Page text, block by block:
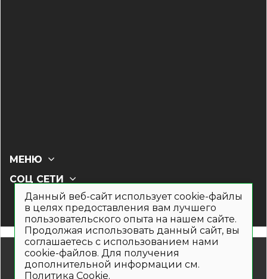
СОЦ СЕТИ
МЕНЮ
© 2019- 2026. Общество с ограниченной ответственностью
«Кронекс»
Информация на сайте носит рекламно-информационный
Данный веб-сайт использует cookie-файлы
в целях предоставления вам лучшего
пользовательского опыта на нашем сайте.
Продолжая использовать данный сайт, вы
соглашаетесь с использованием нами
cookie-файлов. Для получения
дополнительной информации см.
Политика Cookie.